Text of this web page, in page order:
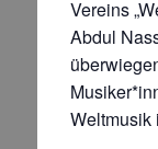
Vereins
Abdul
Weltmusik